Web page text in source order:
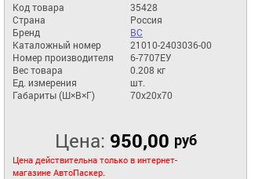
Код товара
35428
Страна
Россия
Бренд
ВС
Каталожный номер
21010-2403036-00
Номер производителя
6-7707ЕУ
Вес товара
0.208 кг
Ед. измерения
шт.
Габариты (Ш×В×Г)
70x20x70
Цена: 950,00 руб
Цена действительна только в интернет-
магазине АвтоПаскер.